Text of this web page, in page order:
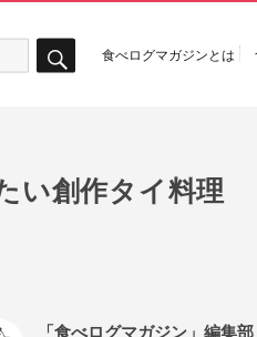
食べログマガジンとは
い創作タイ料理
「食べログマガジン」編集部